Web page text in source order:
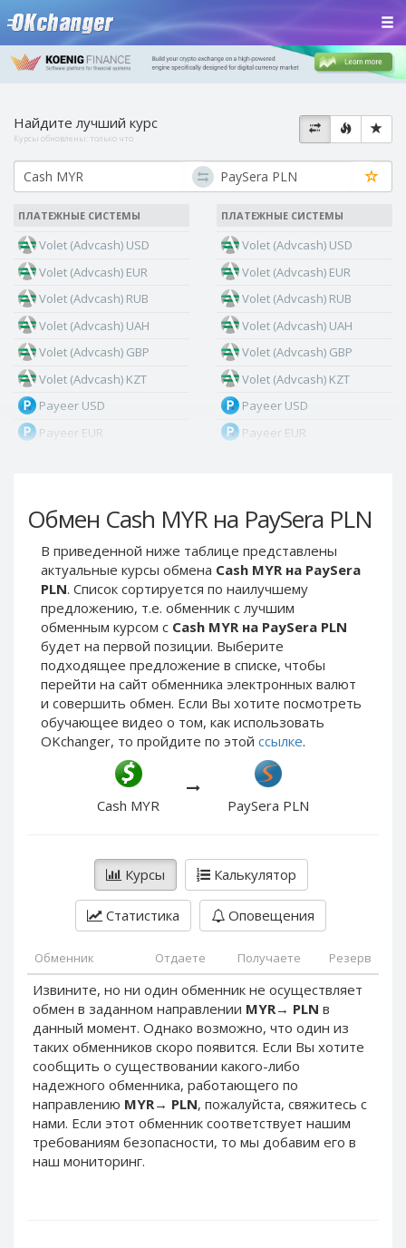
Обмен Cash MYR на PaySera PLN
В приведенной ниже таблице представлены
актуальные курсы обмена Cash MYR на PaySera
PLN. Список сортируется по наилучшему
предложению, т.е. обменник с лучшим
обменным курсом с Cash MYR на PaySera PLN
будет на первой позиции. Выберите
подходящее предложение в списке, чтобы
перейти на сайт обменника электронных валют
и совершить обмен. Если Вы хотите посмотреть
обучающее видео о том, как использовать
OKchanger, то пройдите по этой ссылке.
Cash MYR PaySera PLN
Курсы Калькулятор
Статистика Оповещения
Обменник Отдаете Получаете Резерв
Извините, но ни один обменник не осуществляет
обмен в заданном направлении MYR→ PLN в
данный момент. Однако возможно, что один из
таких обменников скоро появится. Если Вы хотите
сообщить о существовании какого-либо
надежного обменника, работающего по
направлению MYR→ PLN, пожалуйста, свяжитесь с
нами. Если этот обменник соответствует нашим
требованиям безопасности, то мы добавим его в
наш мониторинг.
Найдите лучший курс
Курсы обновлены: только что
ПЛАТЕЖНЫЕ СИСТЕМЫ
Volet (Advcash) USD
Volet (Advcash) EUR
Volet (Advcash) RUB
Volet (Advcash) UAH
Volet (Advcash) GBP
Volet (Advcash) KZT
Payeer USD
Payeer EUR
Payeer Tether ERC20
(USDT)
Payeer UAH
ЮMoney RUB
ЮMoney KZT
PayPal USD
PayPal EUR
PayPal GBP
PayPal CAD
PayPal AUD
PayPal NZD
PayPal NOK
PayPal PLN
PayPal SGD
PayPal SEK
PayPal CHF
PayPal MYR
Webmoney WMZ
Webmoney WMR
Webmoney WME
Webmoney WMU
ПЛАТЕЖНЫЕ СИСТЕМЫ
Volet (Advcash) USD
Volet (Advcash) EUR
Volet (Advcash) RUB
Volet (Advcash) UAH
Volet (Advcash) GBP
Volet (Advcash) KZT
Payeer USD
Payeer EUR
Payeer Tether ERC20
(USDT)
Payeer UAH
ЮMoney RUB
ЮMoney KZT
PayPal USD
PayPal EUR
PayPal GBP
PayPal AUD
PayPal RUB
PayPal JPY
PayPal NZD
PayPal NOK
PayPal PLN
PayPal SEK
PayPal CHF
PayPal MYR
Webmoney WMZ
Webmoney WMR
Webmoney WME